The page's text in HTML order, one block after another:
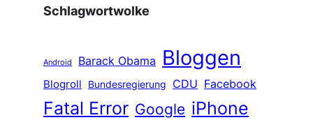
Schlagwortwolke
Android Barack Obama Bloggen
Blogroll Bundesregierung CDU Facebook
Fatal Error Google iPhone